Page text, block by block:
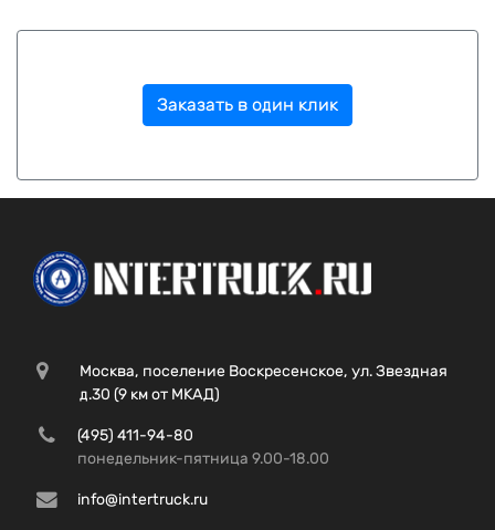
Заказать в один клик
Москва, поселение Воскресенское, ул. Звездная
д.30 (9 км от МКАД)
(495) 411-94-80
понедельник-пятница 9.00-18.00
info@intertruck.ru